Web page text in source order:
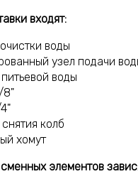
входят:
воды
узел подачи
воды
8"
колб
хомут
элементов